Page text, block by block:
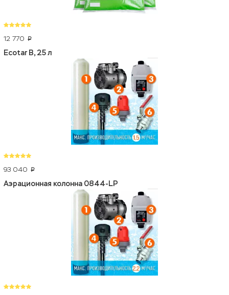
12 770 p
Ecotar B, 25 л
93 040 p
Аэрационная колонна 0844-LP